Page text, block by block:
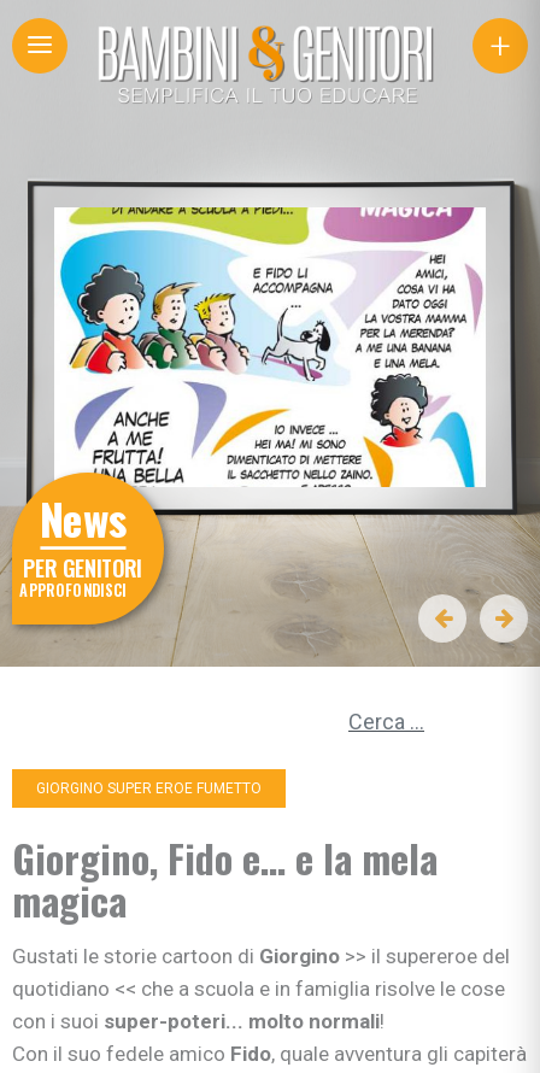
+
News
PER GENITORI
APPROFONDISCI
GIORGINO SUPER EROE FUMETTO
Giorgino, Fido e… e la mela
magica
Gustati le storie cartoon di Giorgino >> il supereroe del
quotidiano << che a scuola e in famiglia risolve le cose
con i suoi super-poteri... molto normali!
Con il suo fedele amico Fido, quale avventura gli capiterà